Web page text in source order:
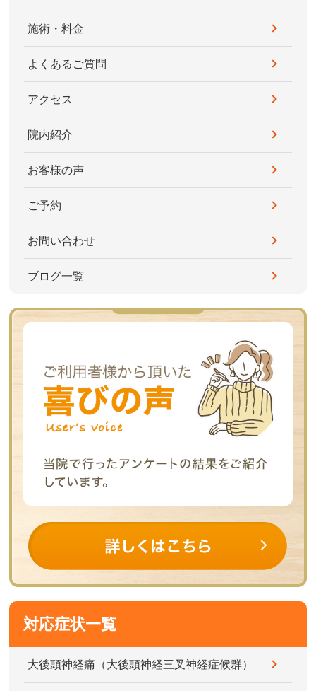
施術・料金
よくあるご質問
アクセス
院内紹介
お客様の声
ご予約
お問い合わせ
ブログ一覧
対応症状一覧
大後頭神経痛（大後頭神経三叉神経症候群）